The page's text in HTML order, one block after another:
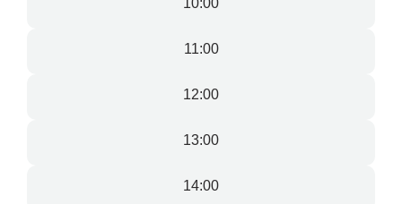
10:00
11:00
12:00
13:00
14:00